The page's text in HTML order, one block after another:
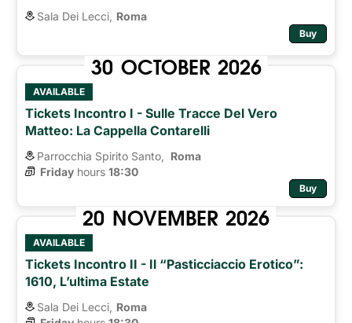
Sala Dei Lecci, Roma
Buy
30 OCTOBER 2026
AVAILABLE
Tickets Incontro I - Sulle Tracce Del Vero
Matteo: La Cappella Contarelli
Parrocchia Spirito Santo,
Roma
Friday hours 18:30
Buy
20 NOVEMBER 2026
AVAILABLE
Tickets Incontro II - Il “pasticciaccio Erotico”:
1610, L’ultima Estate
Sala Dei Lecci, Roma